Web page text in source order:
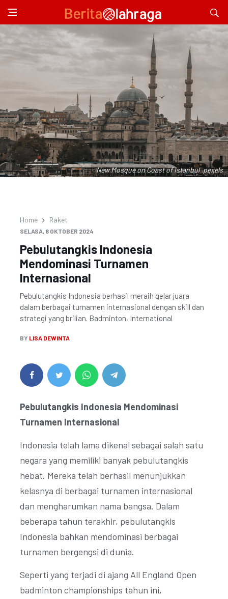
New Mosque on Coast of Istanbul .pexels
Home Raket
SELASA, 8 OKTOBER 2024
Pebulutangkis Indonesia
Mendominasi Turnamen
Internasional
Pebulutangkis Indonesia berhasil meraih gelar juara
dalam berbagai turnamen internasional dengan skill dan
strategi yang brilian. Badminton, International
BY LISA DEWINTA
Pebulutangkis Indonesia Mendominasi
Turnamen Internasional
Indonesia telah lama dikenal sebagai salah satu
negara yang memiliki banyak pebulutangkis
hebat. Mereka telah berhasil menunjukkan
kelasnya di berbagai turnamen internasional
dan mengharumkan nama bangsa. Dalam
beberapa tahun terakhir, pebulutangkis
Indonesia bahkan mendominasi berbagai
turnamen bergengsi di dunia.
Seperti yang terjadi di ajang All England Open
badminton championships tahun ini,